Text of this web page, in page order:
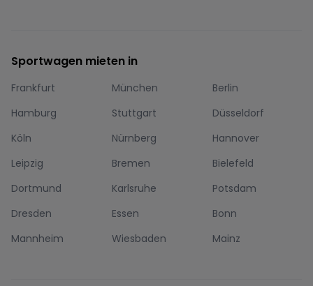
Sportwagen mieten in
Frankfurt München
Berlin
Hamburg
Stuttgart
Düsseldorf
Köln
Nürnberg
Hannover
Leipzig
Bremen
Bielefeld
Dortmund
Karlsruhe
Potsdam
Dresden
Essen
Bonn
Mannheim
Wiesbaden Mainz